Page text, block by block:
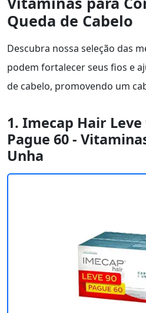
Queda de Cabelo
Descubra nossa seleção das
podem fortalecer seus fios e
de cabelo, promovendo um
1. Imecap Hair Leve
Pague 60 -
Unha